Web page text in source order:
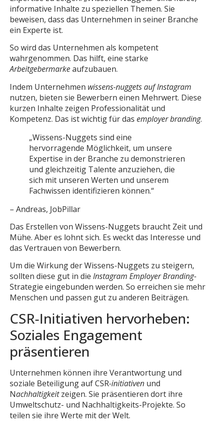
informative Inhalte zu speziellen Themen. Sie
beweisen, dass das Unternehmen in seiner Branche
ein Experte ist.
So wird das Unternehmen als kompetent
wahrgenommen. Das hilft, eine starke
Arbeitgebermarkeaufzubauen.
Indem Unternehmen wissens-nuggets auf Instagram
nutzen, bieten sie Bewerbern einen Mehrwert. Diese
kurzen Inhalte zeigen Professionalität und
Kompetenz. Das ist wichtig für das employer branding.
„Wissens-Nuggets sind eine
hervorragende Möglichkeit, um unsere
Expertise in der Branche zu demonstrieren
und gleichzeitig Talente anzuziehen, die
sich mit unseren Werten und unserem
Fachwissen identifizieren können.“
– Andreas, JobPillar
Das Erstellen von Wissens-Nuggets braucht Zeit und
Mühe. Aber es lohnt sich. Es weckt das Interesse und
das Vertrauen von Bewerbern.
Um die Wirkung der Wissens-Nuggets zu steigern,
sollten diese gut in die Instagram Employer Branding-
Strategie eingebunden werden. So erreichen sie mehr
Menschen und passen gut zu anderen Beiträgen.
CSR-Initiativen hervorheben:
Soziales Engagement
präsentieren
Unternehmen können ihre Verantwortung und
soziale Beteiligung auf CSR-initiativen und
Nachhaltigkeitzeigen. Sie präsentieren dort ihre
Umweltschutz- und Nachhaltigkeits-Projekte. So
teilen sie ihre Werte mit der Welt.